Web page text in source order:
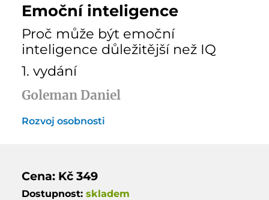
Emoční inteligence
Proč může být emoční
inteligence důležitější než IQ
1. vydání
Goleman Daniel
Rozvoj osobnosti
Cena: Kč 349
Dostupnost: skladem